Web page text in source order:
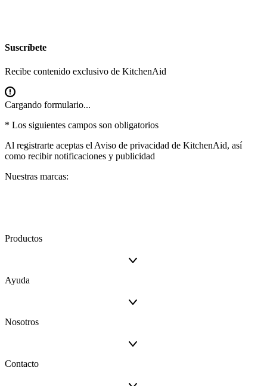
Suscríbete
Recibe contenido exclusivo de KitchenAid
Cargando formulario...
* Los siguientes campos son obligatorios
Al registrarte aceptas el Aviso de privacidad de KitchenAid, así
como recibir notificaciones y publicidad
Nuestras marcas:
Productos
Ayuda
Nosotros
Contacto